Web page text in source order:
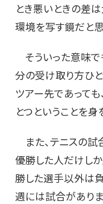
とき悪いときの差
環境を写す鏡だと思
そういった意味で
分の受け取り方ひ
ツアー先であっても
とつということを身
また、テニスの試
優勝した人だけし
勝した選手以外は
週には試合があり